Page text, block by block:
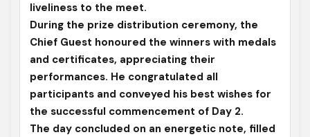
liveliness to the meet.
During the prize distribution ceremony, the
Chief Guest honoured the winners with medals
and certificates, appreciating their
performances. He congratulated all
participants and conveyed his best wishes for
the successful commencement of Day 2.
The day concluded on an energetic note, filled